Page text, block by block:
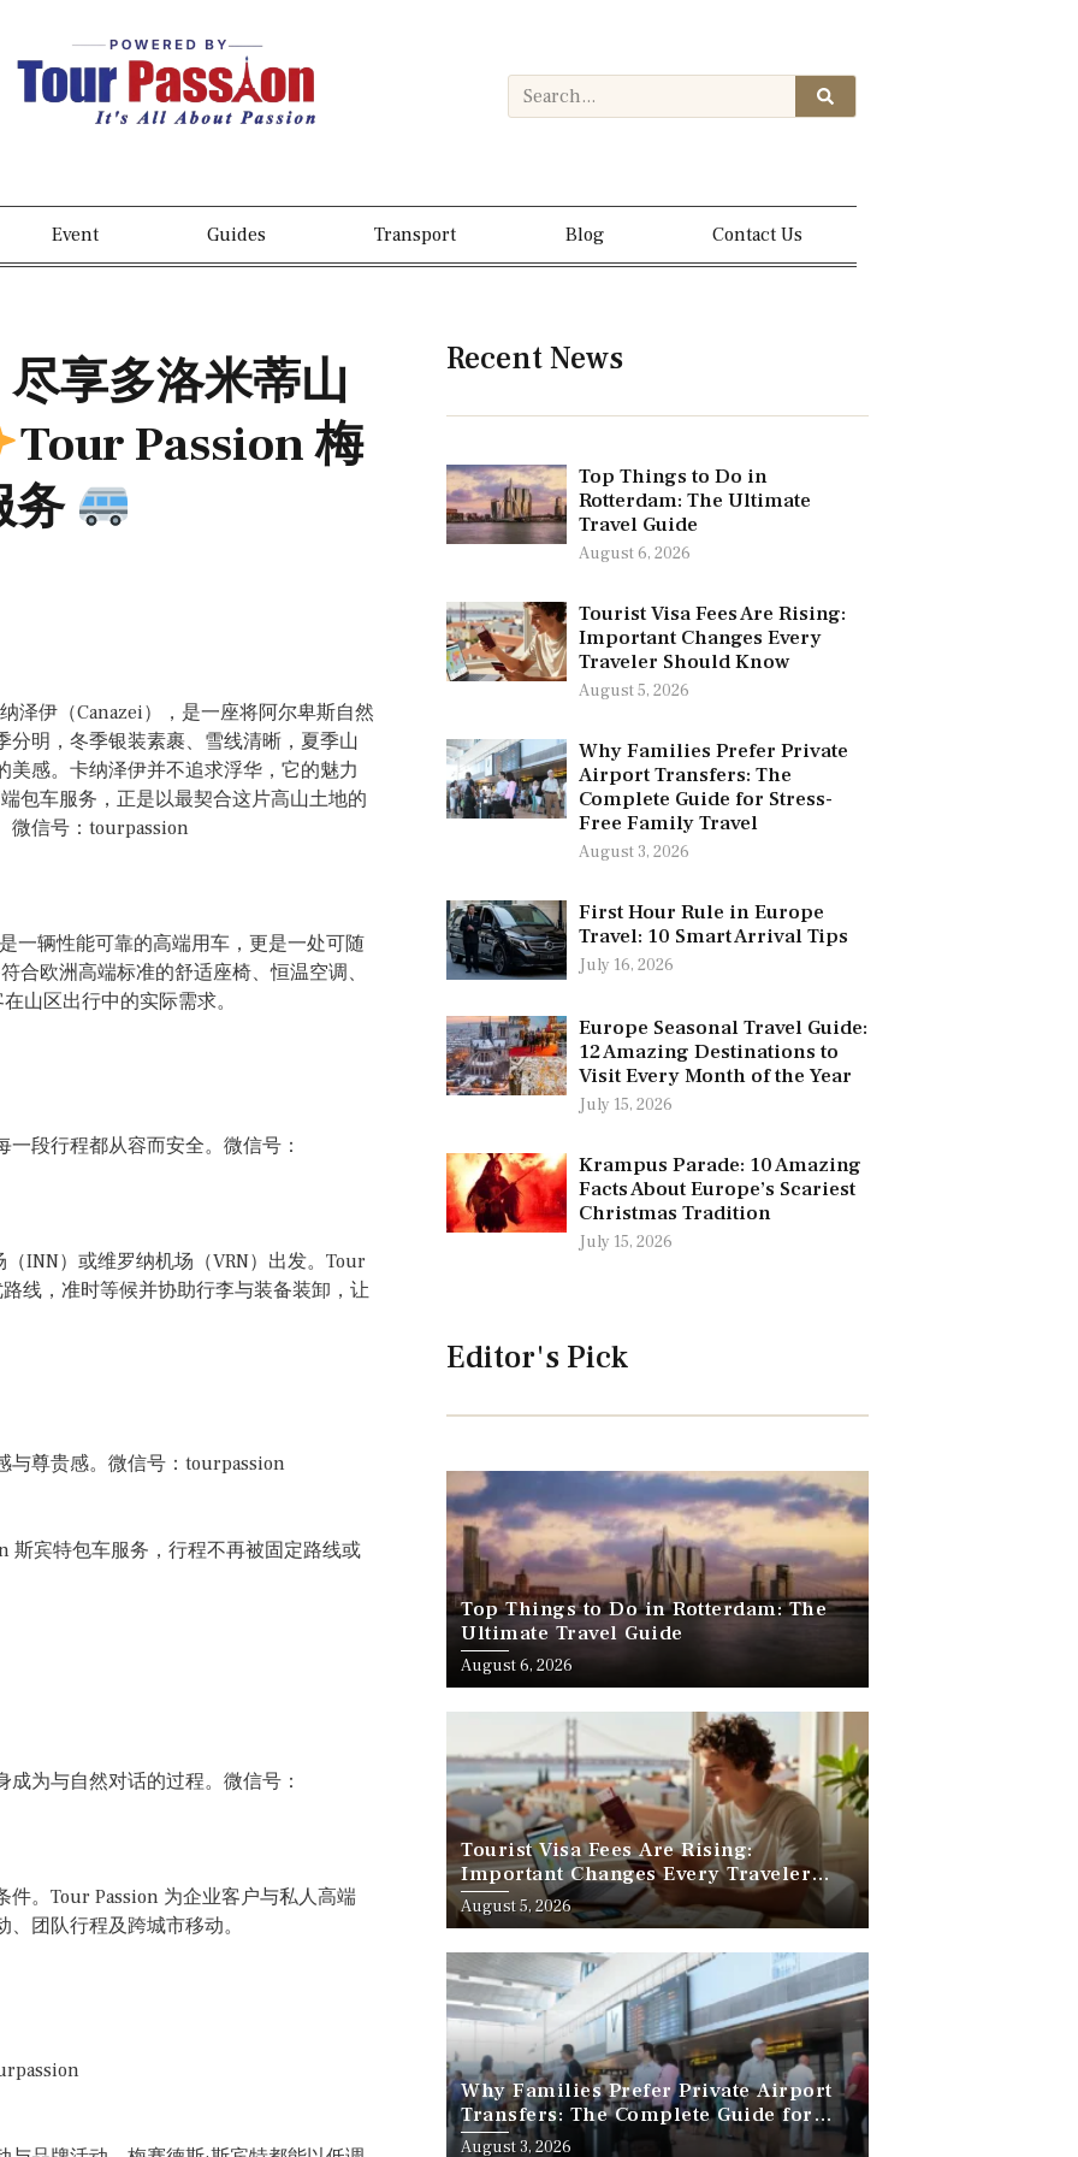
Event Guides Transport Blog Contact Us
享多洛米蒂山
Tour Passion 梅
务
泽伊（Canazei），是一座将阿尔卑斯自然
明，冬季银装素裹、雪线清晰，夏季山
感。卡纳泽伊并不追求浮华，它的魅力
包车服务，正是以最契合这片高山土地的
微信号：tourpassion
一辆性能可靠的高端用车，更是一处可随
合欧洲高端标准的舒适座椅、恒温空调、
山区出行中的实际需求。
段行程都从容而安全。微信号：
INN）或维罗纳机场（VRN）出发。Tour
线，准时等候并协助行李与装备装卸，让
与尊贵感。微信号：tourpassion
斯宾特包车服务，行程不再被固定路线或
为与自然对话的过程。微信号：
。Tour Passion 为企业客户与私人高端
团队行程及跨城市移动。
Recent News
Top Things to Do in
Rotterdam: The Ultimate
Travel Guide
August 6, 2026
Tourist Visa Fees Are Rising:
Important Changes Every
Traveler Should Know
August 5, 2026
Why Families Prefer Private
Airport Transfers: The
Complete Guide for Stress-
Free Family Travel
August 3, 2026
First Hour Rule in Europe
Travel: 10 Smart Arrival Tips
July 16, 2026
Europe Seasonal Travel Guide:
12 Amazing Destinations to
Visit Every Month of the Year
July 15, 2026
Krampus Parade: 10 Amazing
Facts About Europe’s Scariest
Christmas Tradition
July 15, 2026
Editor's Pick
Top Things to Do in Rotterdam: The
Ultimate Travel Guide
August 6, 2026
Tourist Visa Fees Are Rising:
Important Changes Every Traveler
Should Know
August 5, 2026
Why Families Prefer Private Airport
Transfers: The Complete Guide for
Stress-Free Family Travel
August 3, 2026